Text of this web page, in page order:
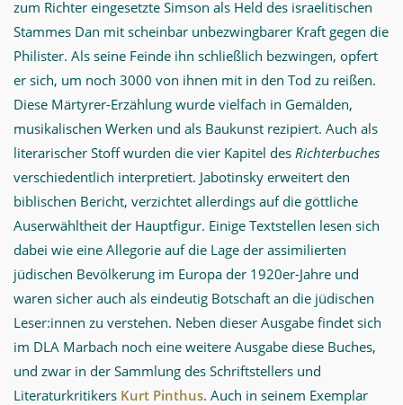
zum Richter eingesetzte Simson als Held des israelitischen
Stammes Dan mit scheinbar unbezwingbarer Kraft gegen die
Philister. Als seine Feinde ihn schließlich bezwingen, opfert
er sich, um noch 3000 von ihnen mit in den Tod zu reißen.
Diese Märtyrer-Erzählung wurde vielfach in Gemälden,
musikalischen Werken und als Baukunst rezipiert. Auch als
literarischer Stoff wurden die vier Kapitel des Richterbuches
verschiedentlich interpretiert. Jabotinsky erweitert den
biblischen Bericht, verzichtet allerdings auf die göttliche
Auserwähltheit der Hauptfigur. Einige Textstellen lesen sich
dabei wie eine Allegorie auf die Lage der assimilierten
jüdischen Bevölkerung im Europa der 1920er-Jahre und
waren sicher auch als eindeutig Botschaft an die jüdischen
Leser:innen zu verstehen. Neben dieser Ausgabe findet sich
im DLA Marbach noch eine weitere Ausgabe diese Buches,
und zwar in der Sammlung des Schriftstellers und
Literaturkritikers Kurt Pinthus. Auch in seinem Exemplar